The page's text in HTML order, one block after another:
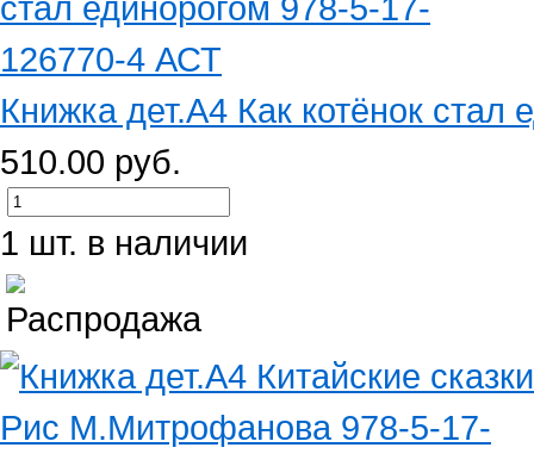
Книжка дет.А4 Как котёнок стал
510.00 руб.
1 шт. в наличии